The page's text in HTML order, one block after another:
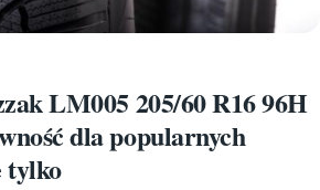
LM005 205/60 R16 96H
dla popularnych
tylko